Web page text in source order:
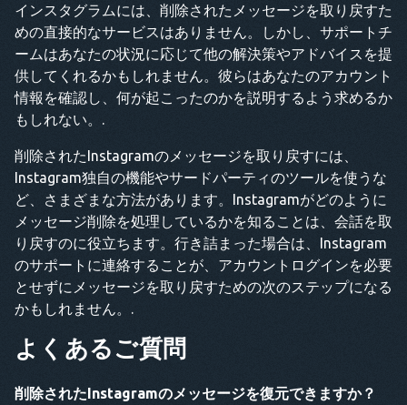
インスタグラムには、削除されたメッセージを取り戻すた
めの直接的なサービスはありません。しかし、サポートチ
ームはあなたの状況に応じて他の解決策やアドバイスを提
供してくれるかもしれません。彼らはあなたのアカウント
情報を確認し、何が起こったのかを説明するよう求めるか
もしれない。.
削除されたInstagramのメッセージを取り戻すには、
Instagram独自の機能やサードパーティのツールを使うな
ど、さまざまな方法があります。Instagramがどのように
メッセージ削除を処理しているかを知ることは、会話を取
り戻すのに役立ちます。行き詰まった場合は、Instagram
のサポートに連絡することが、アカウントログインを必要
とせずにメッセージを取り戻すための次のステップになる
かもしれません。.
よくあるご質問
削除されたInstagramのメッセージを復元できますか？